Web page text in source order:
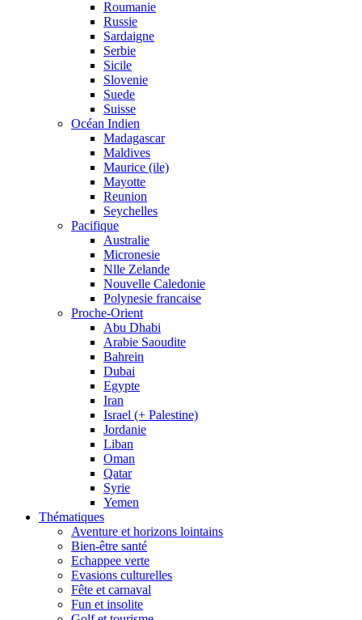
Roumanie
Russie
Sardaigne
Serbie
Sicile
Slovenie
Suede
Suisse
Océan Indien
Madagascar
Maldives
Maurice (ile)
Mayotte
Reunion
Seychelles
Pacifique
Australie
Micronesie
Nlle Zelande
Nouvelle Caledonie
Polynesie francaise
Proche-Orient
Abu Dhabi
Arabie Saoudite
Bahrein
Dubai
Egypte
Iran
Israel (+ Palestine)
Jordanie
Liban
Oman
Qatar
Syrie
Yemen
Thématiques
Aventure et horizons lointains
Bien-être santé
Echappee verte
Evasions culturelles
Fête et carnaval
Fun et insolite